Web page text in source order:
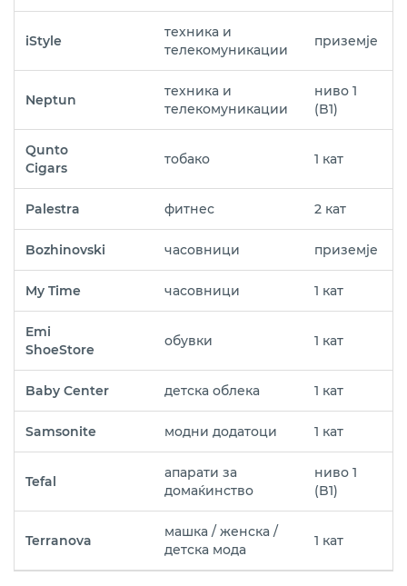
iStyle
техника и
телекомуникации
приземје
Neptun
техника и
телекомуникации
ниво 1
(B1)
Qunto
Cigars
тобако 1 кат
Palestra фитнес 2 кат
Bozhinovski часовници приземје
My Time часовници 1 кат
Emi
ShoeStore
обувки 1 кат
Baby Center детска облека 1 кат
Samsonite модни додатоци 1 кат
Tefal
апарати за
домаќинство
ниво 1
(B1)
Terranova
машка / женска /
детска мода
1 кат